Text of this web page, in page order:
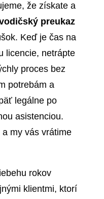
že získate a
preukaz
Keď je čas na
licencie, netrápte
proces bez
potrebám a
legálne po
asistenciou.
my vás vrátime
rokov
klientmi, ktorí